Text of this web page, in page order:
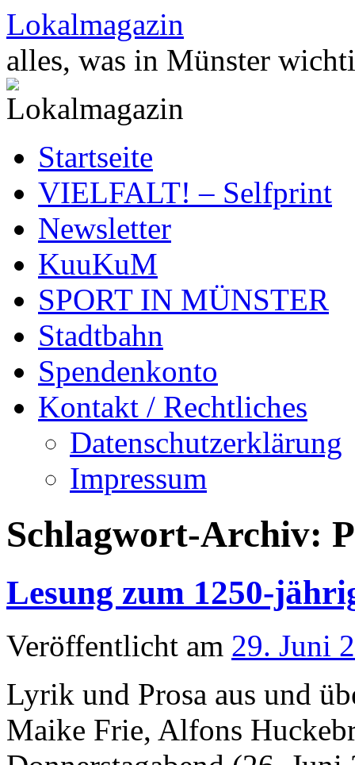
Zum
Inhalt
springen
Lokalmagazin
alles, was in Münster
Startseite
VIELFALT! – Selfprint
Newsletter
KuuKuM
SPORT IN MÜNSTER
Stadtbahn
Spendenkonto
Kontakt / Rechtliches
Datenschutzerklärung
Impressum
Schlagwort-Archiv:
Lesung zum 1250-
Veröffentlicht am 29. Juni
Lyrik und Prosa aus und
Maike Frie, Alfons